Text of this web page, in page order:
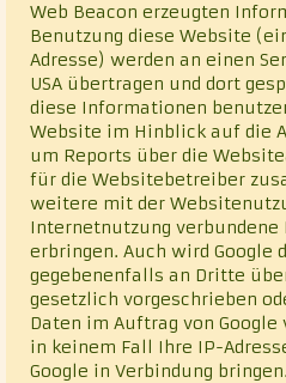
Web Beacon erzeugten
Benutzung diese Website
Adresse) werden an einen
USA übertragen und dort
diese Informationen
Website im Hinblick auf die
um Reports über die
für die Websitebetreiber
weitere mit der
Internetnutzung verbundene
erbringen. Auch wird Google
gegebenenfalls an Dritte
gesetzlich vorgeschrieben
Daten im Auftrag von
in keinem Fall Ihre IP-
Google in Verbindung